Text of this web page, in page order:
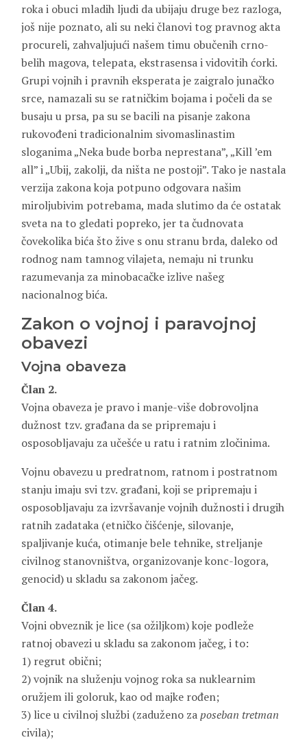
roka i obuci mladih ljudi da ubijaju druge bez razloga,
još nije poznato, ali su neki članovi tog pravnog akta
procureli, zahvaljujući našem timu obučenih crno-
belih magova, telepata, ekstrasensa i vidovitih ćorki.
Grupi vojnih i pravnih eksperata je zaigralo junačko
srce, namazali su se ratničkim bojama i počeli da se
busaju u prsa, pa su se bacili na pisanje zakona
rukovođeni tradicionalnim sivomaslinastim
sloganima „Neka bude borba neprestana”, „Kill ’em
all” i „Ubij, zakolji, da ništa ne postoji”. Tako je nastala
verzija zakona koja potpuno odgovara našim
miroljubivim potrebama, mada slutimo da će ostatak
sveta na to gledati popreko, jer ta čudnovata
čovekolika bića što žive s onu stranu brda, daleko od
rodnog nam tamnog vilajeta, nemaju ni trunku
razumevanja za minobacačke izlive našeg
nacionalnog bića.
Zakon o vojnoj i paravojnoj
obavezi
Vojna obaveza
Član 2.
Vojna obaveza je pravo i manje-više dobrovoljna
dužnost tzv. građana da se pripremaju i
osposobljavaju za učešće u ratu i ratnim zločinima.
Vojnu obavezu u predratnom, ratnom i postratnom
stanju imaju svi tzv. građani, koji se pripremaju i
osposobljavaju za izvršavanje vojnih dužnosti i drugih
ratnih zadataka (etničko čišćenje, silovanje,
spaljivanje kuća, otimanje bele tehnike, streljanje
civilnog stanovništva, organizovanje konc-logora,
genocid) u skladu sa zakonom jačeg.
Član 4.
Vojni obveznik je lice (sa ožiljkom) koje podleže
ratnoj obavezi u skladu sa zakonom jačeg, i to:
1) regrut obični;
2) vojnik na služenju vojnog roka sa nuklearnim
oružjem ili goloruk, kao od majke rođen;
3) lice u civilnoj službi (zaduženo zaposeban tretman
civila);